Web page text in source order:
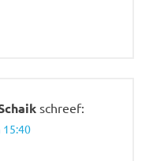
schreef:
15:40